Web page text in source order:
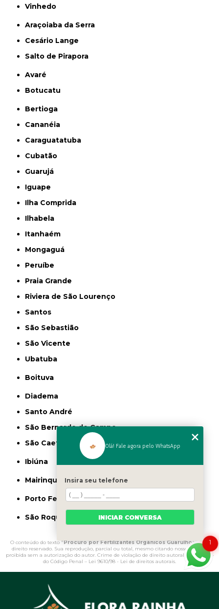
Vinhedo
Araçoiaba da Serra
Cesário Lange
Salto de Pirapora
Avaré
Botucatu
Bertioga
Cananéia
Caraguatatuba
Cubatão
Guarujá
Iguape
Ilha Comprida
Ilhabela
Itanhaém
Mongaguá
Peruíbe
Praia Grande
Riviera de São Lourenço
Santos
São Sebastião
São Vicente
Ubatuba
Boituva
Diadema
Santo André
São Bernardo do Campo
São Caetano do Sul
Ibiúna
Mairinque
Porto Feliz
São Roque
O conteúdo do texto "Procuro por Fertilizantes Orgânicos Guarulhos" é de
direito reservado. Sua reprodução, parcial ou total, mesmo citando nossos links, é
proibida sem a autorização do autor. Crime de violação de direito autoral – artigo 184
do Código Penal – Lei 9610/98 - Lei de direitos autorais.
1
Olá! Fale agora pelo WhatsApp
Insira seu telefone
INICIAR CONVERSA